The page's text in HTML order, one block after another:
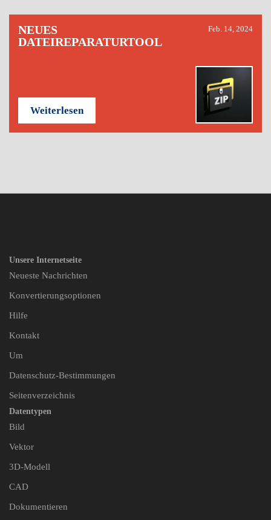
NEUES
DATEIREPARATURTOOL
Feb. 14, 2024
Weiterlesen
Unsere Internetseite
Neueste Nachrichten
Konvertierungsoptionen
Hilfe
Kontakt
Um
Datenschutz-Bestimmungen
Seitenverzeichnis
Datentypen
Bild
Vektor
3D-Modell
CAD
Dokumentieren